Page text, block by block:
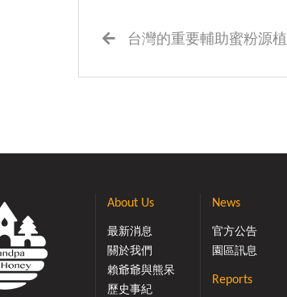
台灣的重要輔助蜜粉源
About Us
最新消息
關於我們
賴爺爺與熊呆
歷史事紀
News
官方公告
園區訊息
Reports